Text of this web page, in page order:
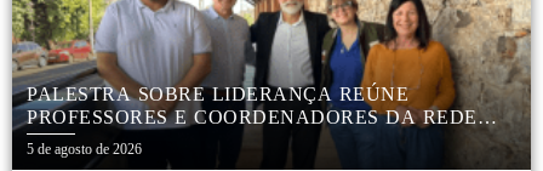
PALESTRA SOBRE LIDERANÇA REÚNE
PROFESSORES E COORDENADORES DA REDE
MUNICIPAL
5 de agosto de 2026